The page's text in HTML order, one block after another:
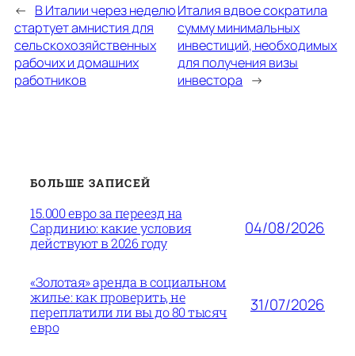
← В Италии через неделю
стартует амнистия для
сельскохозяйственных
рабочих и домашних
работников
Италия вдвое сократила
сумму минимальных
инвестиций, необходимых
для получения визы
инвестора →
БОЛЬШЕ ЗАПИСЕЙ
15.000 евро за переезд на
Сардинию: какие условия
действуют в 2026 году
04/08/2026
«Золотая» аренда в социальном
жилье: как проверить, не
переплатили ли вы до 80 тысяч
евро
31/07/2026